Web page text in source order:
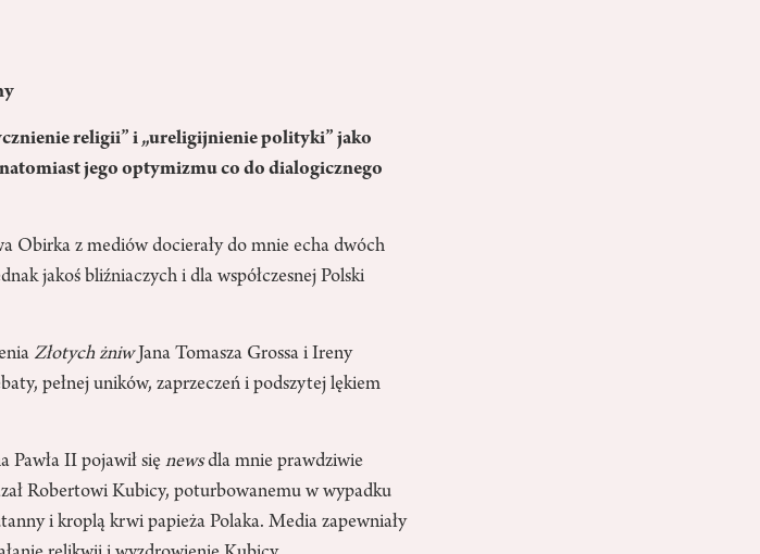
religii” i „ureligijnienie polityki” jako
jego optymizmu co do dialogicznego
Obirka z mediów docierały do mnie echa dwóch
jakoś bliźniaczych i dla współczesnej Polski
Złotych żniw Jana Tomasza Grossa i Ireny
pełnej uników, zaprzeczeń i podszytej lękiem
Pawła II pojawił sięnewsdla mnie prawdziwie
Robertowi Kubicy, poturbowanemu w wypadku
i kroplą krwi papieża Polaka. Media zapewniały